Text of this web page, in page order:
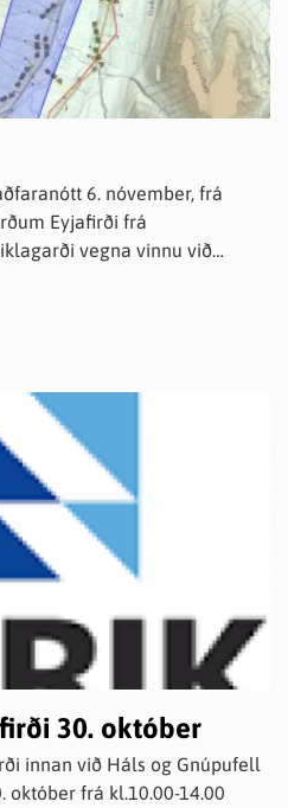
6. nóvember, frá
Eyjafirði frá
vegna vinnu við
30. október
innan við Háls og Gnúpufell
október frá kl.10.00-14.00